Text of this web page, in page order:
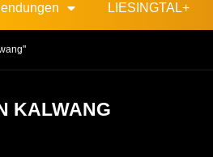
LIESINGTAL+
KALWANG